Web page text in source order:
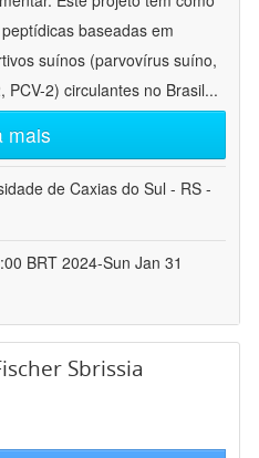
baseadas em
suínos (parvovírus suíno,
PCV-2) circulantes no Brasil...
mais
de Caxias do Sul - RS -
BRT 2024-Sun Jan 31
Sbrissia